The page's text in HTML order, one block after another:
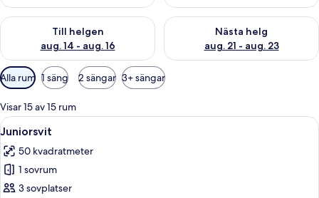
Till helgen
aug. 14 - aug. 16
Kontrollera tillgängligheten för den här helgen aug. 14 - aug.
Nästa helg
aug. 21 - aug. 23
Kontrollera tillgängligheten
Tillgängliga
filter
för
rum
Alla rum 1 säng 2 sängar 3+ sängar
Visar 15 av 15 rum
Öppna
alla
foton
för
Juniorsvit
Ett sovrum med en stor säng, två
11
Juniorsvit
50 kvadratmeter
1 sovrum
3 sovplatser